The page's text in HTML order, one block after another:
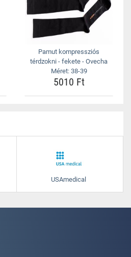
Pamut kompressziós
térdzokni - fekete - Ovecha
Méret: 38-39
5010 Ft
USAmedical